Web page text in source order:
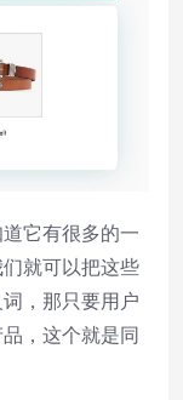
它有很多的一
就可以把这些
，那只要用户
，这个就是同